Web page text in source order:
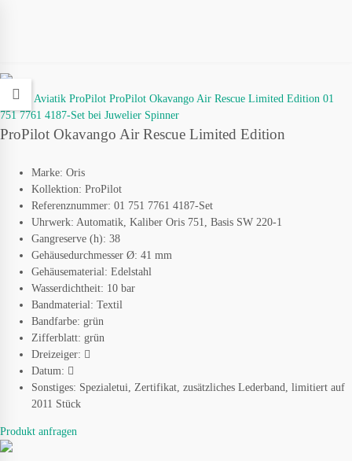
ProPilot Okavango Air Rescue Limited Edition
Marke: Oris
Kollektion: ProPilot
Referenznummer: 01 751 7761 4187-Set
Uhrwerk: Automatik, Kaliber Oris 751, Basis SW 220-1
Gangreserve (h): 38
Gehäusedurchmesser Ø: 41 mm
Gehäusematerial: Edelstahl
Wasserdichtheit: 10 bar
Bandmaterial: Textil
Bandfarbe: grün
Zifferblatt: grün
Dreizeiger:
Datum:
Sonstiges: Spezialetui, Zertifikat, zusätzliches Lederband, limitiert auf
2011 Stück
Produkt anfragen